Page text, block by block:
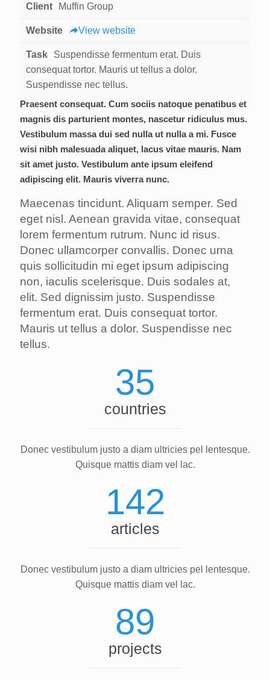
Client Muffin Group
Website View website
Task
Suspendisse fermentum erat. Duis
consequat tortor. Mauris ut tellus a dolor.
Suspendisse nec tellus.
Praesent consequat. Cum sociis natoque penatibus et
magnis dis parturient montes, nascetur ridiculus mus.
Vestibulum massa dui sed nulla ut nulla a mi. Fusce
wisi nibh malesuada aliquet, lacus vitae mauris. Nam
sit amet justo. Vestibulum ante ipsum eleifend
adipiscing elit. Mauris viverra nunc.
Maecenas tincidunt. Aliquam semper. Sed
eget nisl. Aenean gravida vitae, consequat
lorem fermentum rutrum. Nunc id risus.
Donec ullamcorper convallis. Donec urna
quis sollicitudin mi eget ipsum adipiscing
non, iaculis scelerisque. Duis sodales at,
elit. Sed dignissim justo. Suspendisse
fermentum erat. Duis consequat tortor.
Mauris ut tellus a dolor. Suspendisse nec
tellus.
35
countries
Donec vestibulum justo a diam ultricies pel lentesque.
Quisque mattis diam vel lac.
142
articles
Donec vestibulum justo a diam ultricies pel lentesque.
Quisque mattis diam vel lac.
89
projects